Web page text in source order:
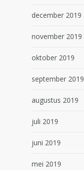
december 2019
november 2019
oktober 2019
september 2019
augustus 2019
juli 2019
juni 2019
mei 2019